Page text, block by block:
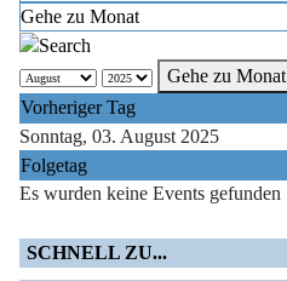
Gehe zu Monat
Gehe zu Monat
Vorheriger Tag
Sonntag, 03. August 2025
Folgetag
Es wurden keine Events gefunden
SCHNELL ZU...